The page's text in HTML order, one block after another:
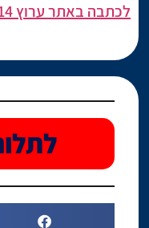
לכתבה באתר ערוץ 14 לחצו כאן